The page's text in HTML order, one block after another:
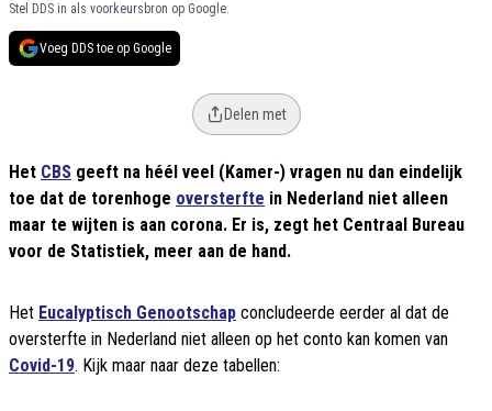
Stel DDS in als voorkeursbron op Google.
Voeg DDS toe op Google
Delen met
Het CBS geeft na héél veel (Kamer-) vragen nu dan eindelijk
toe dat de torenhoge oversterfte in Nederland niet alleen
maar te wijten is aan corona. Er is, zegt het Centraal Bureau
voor de Statistiek, meer aan de hand.
Het Eucalyptisch Genootschap concludeerde eerder al dat de
oversterfte in Nederland niet alleen op het conto kan komen van
Covid-19. Kijk maar naar deze tabellen: